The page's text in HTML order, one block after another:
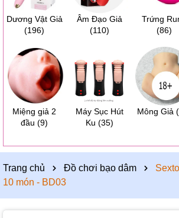
Dương Vật Giả
(196)
Âm Đạo Giả
(110)
Trứng
(86)
Miệng giả 2
đầu (9)
Máy Sục Hút
Ku (35)
Mông Giả
Trang chủ Đồ chơi bạo dâm
10 món - BD03